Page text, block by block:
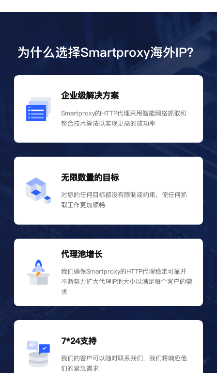
为什么选择Smartproxy海外IP？
企业级解决方案
Smartproxy的HTTP代理采用智能网络抓取和
整合技术算法以实现更高的成功率
无限数量的目标
对您的任何目标都没有限制或约束，使任何抓
取工作更加顺畅
代理池增长
我们确保Smartproxy的HTTP代理稳定可靠并
不断努力扩大代理IP池大小以满足每个客户的需
求
7*24支持
我们的客户可以随时联系我们，我们将响应他
们的紧急需求